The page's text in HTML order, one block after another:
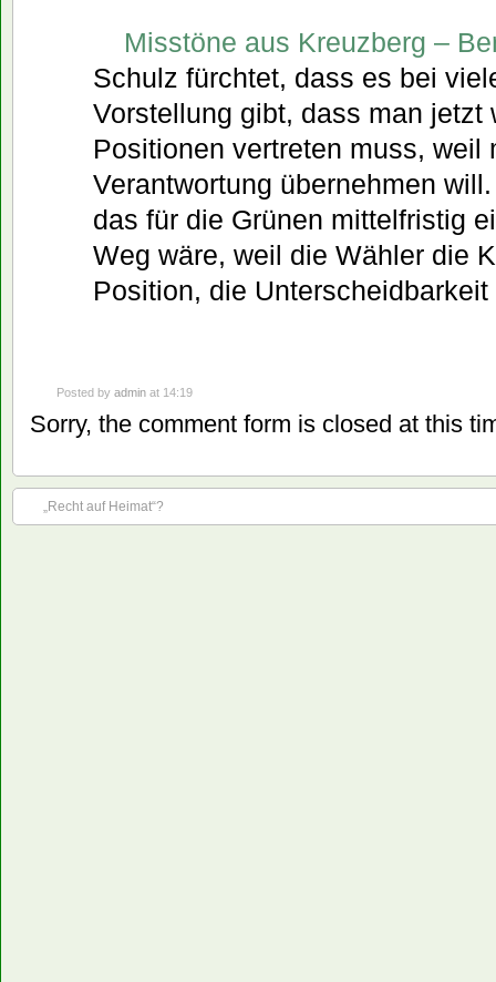
Misstöne aus Kreuzberg –
Schulz fürchtet, dass es bei
Vorstellung gibt, dass man jetzt
Positionen vertreten muss, weil
Verantwortung übernehmen will.
das für die Grünen mittelfristig
Weg wäre, weil die Wähler die
Position, die Unterscheidbarkeit
Posted by admin at 14:19
Sorry, the comment form is closed at this
„Recht auf Heimat“?